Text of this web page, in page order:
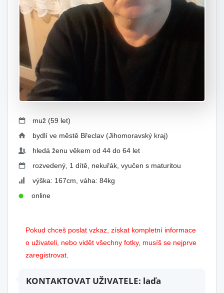
muž (59 let)
bydlí ve městě Břeclav (Jihomoravský kraj)
hledá ženu věkem od 44 do 64 let
rozvedený, 1 dítě, nekuřák, vyučen s maturitou
výška: 167cm, váha: 84kg
online
Pokud chceš poslat vzkaz, získat kompletní informace
o uživateli, nebo vidět všechny fotky, musíš se nejprve
zaregistrovat.
KONTAKTOVAT UŽIVATELE: laďa